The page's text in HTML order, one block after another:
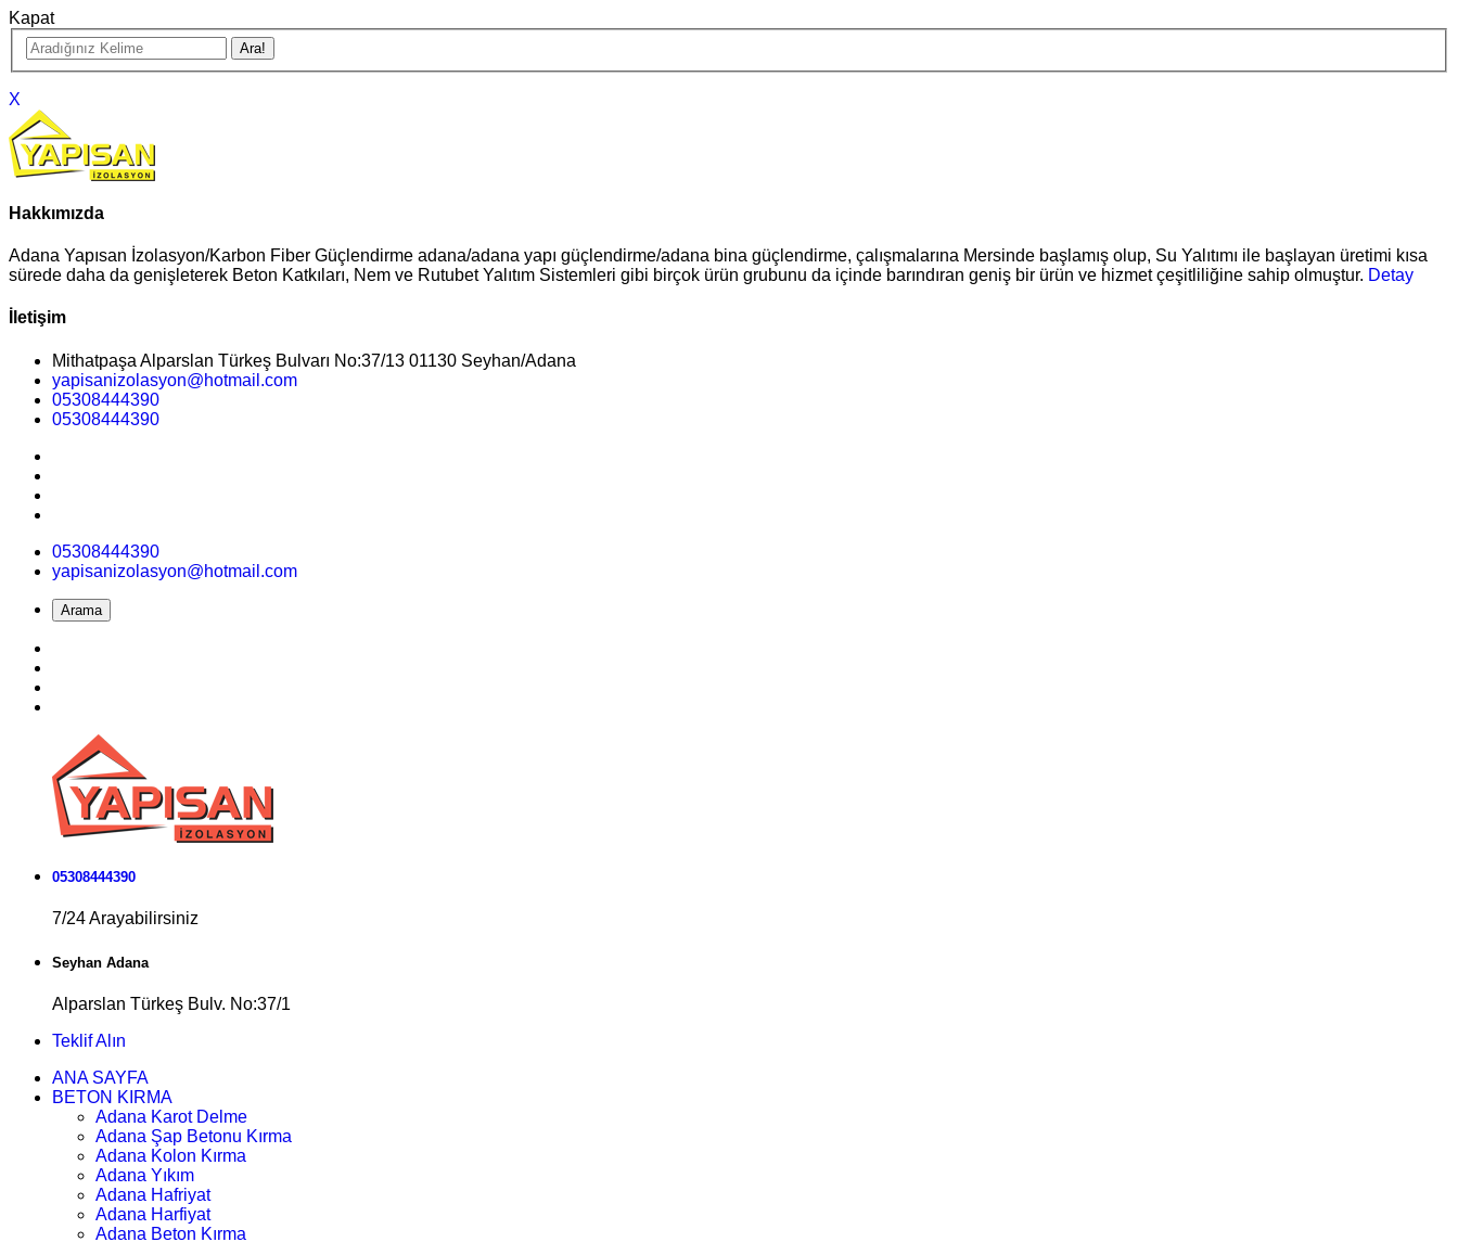
Kapat
X
Hakkımızda
Adana Yapısan İzolasyon/Karbon Fiber Güçlendirme adana/adana yapı güçlendirme/adana bina güçlendirme, çalışmalarına Mersinde başlamış olup, Su Yalıtımı ile başlayan üretimi kısa
sürede daha da genişleterek Beton Katkıları, Nem ve Rutubet Yalıtım Sistemleri gibi birçok ürün grubunu da içinde barındıran geniş bir ürün ve hizmet çeşitliliğine sahip olmuştur. Detay
İletişim
Mithatpaşa Alparslan Türkeş Bulvarı No:37/13 01130 Seyhan/Adana
yapisanizolasyon@hotmail.com
05308444390
05308444390
05308444390
yapisanizolasyon@hotmail.com
Arama
05308444390
7/24 Arayabilirsiniz
Seyhan Adana
Alparslan Türkeş Bulv. No:37/1
Teklif Alın
ANA SAYFA
BETON KIRMA
Adana Karot Delme
Adana Şap Betonu Kırma
Adana Kolon Kırma
Adana Yıkım
Adana Hafriyat
Adana Harfiyat
Adana Beton Kırma